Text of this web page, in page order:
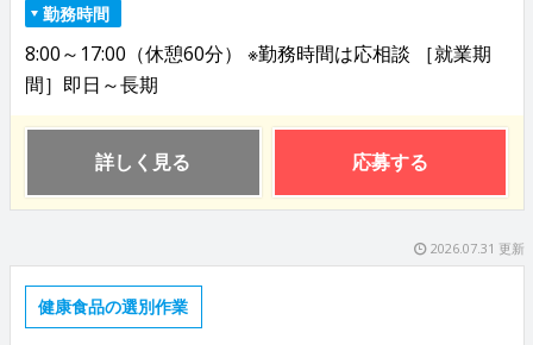
勤務時間
8:00～17:00（休憩60分） ※勤務時間は応相談 ［就業期
間］即日～長期
詳しく見る 応募する
2026.07.31 更新
健康食品の選別作業